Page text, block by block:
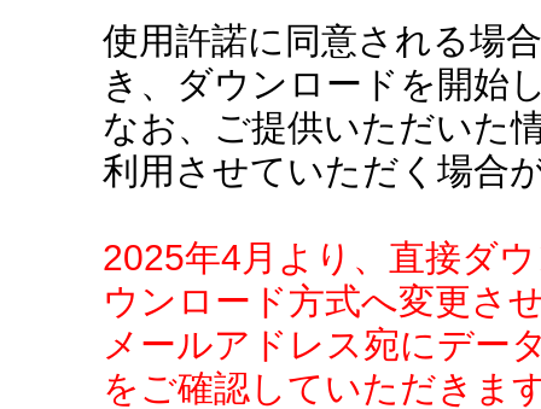
使用許諾に同意される場
き、ダウンロードを開始
なお、ご提供いただいた
利用させていただく場合
2025年4月より、直接ダ
ウンロード方式へ変更さ
メールアドレス宛にデー
をご確認していただきま